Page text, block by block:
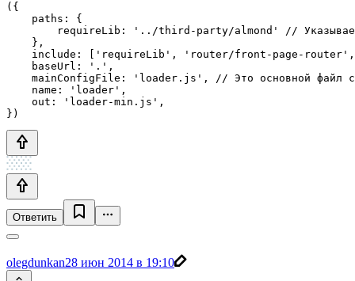
({
    paths: {
requireLib: '../third-party/almond' //
    },
include: ['requireLib', 'router/front-page-
    baseUrl: '.',
mainConfigFile: 'loader.js', // Это основной файл
    name: 'loader',
    out: 'loader-min.js',
Ответить
olegdunkan28 июн 2014 в 19:10